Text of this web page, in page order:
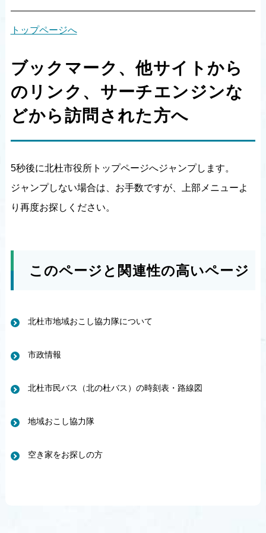
トップページへ
ブックマーク、他サイトから
のリンク、サーチエンジンな
どから訪問された方へ
5秒後に北杜市役所トップページへジャンプします。
ジャンプしない場合は、お手数ですが、上部メニューよ
り再度お探しください。
このページと関連性の高いページ
北杜市地域おこし協力隊について
市政情報
北杜市民バス（北の杜バス）の時刻表・路線図
地域おこし協力隊
空き家をお探しの方